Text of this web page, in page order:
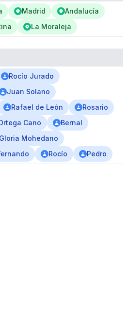
Madrid
Andalucía
La Moraleja
Rocío Jurado
Juan Solano
Rafael de León
Rosario
Cano
Bernal
Gloria Mohedano
Rocío Pedro